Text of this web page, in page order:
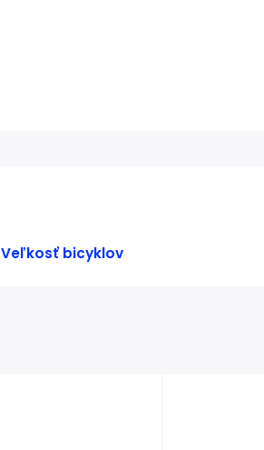
Veľkosť bicyklov